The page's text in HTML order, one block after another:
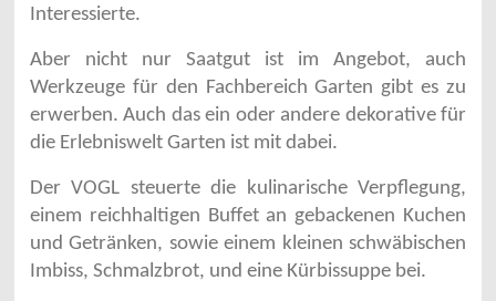
Interessierte.
Aber nicht nur Saatgut ist im Angebot, auch
Werkzeuge für den Fachbereich Garten gibt es zu
erwerben. Auch das ein oder andere dekorative für
die Erlebniswelt Garten ist mit dabei.
Der VOGL steuerte die kulinarische Verpflegung,
einem reichhaltigen Buffet an gebackenen Kuchen
und Getränken, sowie einem kleinen schwäbischen
Imbiss, Schmalzbrot, und eine Kürbissuppe bei.